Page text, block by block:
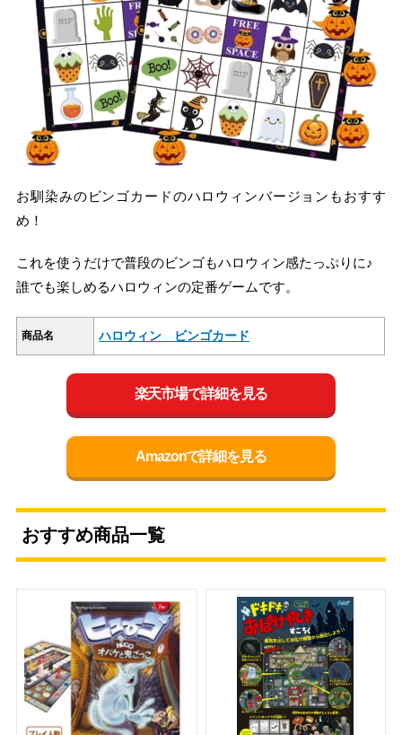
お馴染みのビンゴカードのハロウィンバージョンもおすす
め！
これを使うだけで普段のビンゴもハロウィン感たっぷりに♪
誰でも楽しめるハロウィンの定番ゲームです。
商品名 ハロウィン ビンゴカード
楽天市場で詳細を見る
Amazonで詳細を見る
おすすめ商品一覧